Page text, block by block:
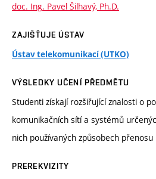
doc. Ing. Pavel Šilhavý, Ph.D.
ZAJIŠŤUJE ÚSTAV
Ústav telekomunikací (UTKO)
VÝSLEDKY UČENÍ PŘEDMĚTU
Studenti získají rozšiřující znalosti o
komunikačních sítí a systémů
nich používaných způsobech
PREREKVIZITY